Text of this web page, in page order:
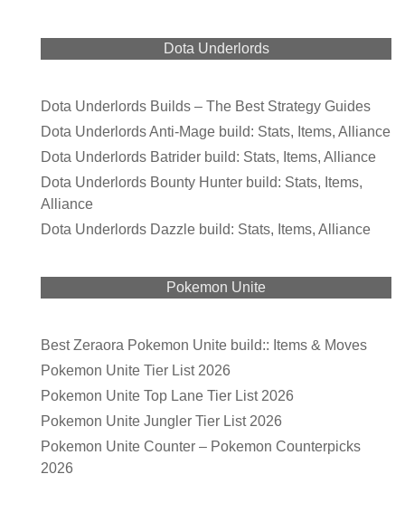
Dota Underlords
Dota Underlords Builds – The Best Strategy Guides
Dota Underlords Anti-Mage build: Stats, Items, Alliance
Dota Underlords Batrider build: Stats, Items, Alliance
Dota Underlords Bounty Hunter build: Stats, Items,
Alliance
Dota Underlords Dazzle build: Stats, Items, Alliance
Pokemon Unite
Best Zeraora Pokemon Unite build:: Items & Moves
Pokemon Unite Tier List 2026
Pokemon Unite Top Lane Tier List 2026
Pokemon Unite Jungler Tier List 2026
Pokemon Unite Counter – Pokemon Counterpicks
2026